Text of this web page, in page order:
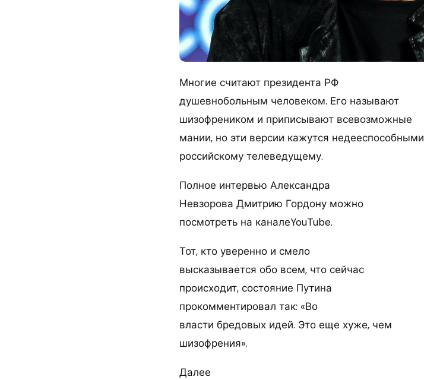
Многие считают президента РФ
душевнобольным человеком. Его называют
шизофреником и приписывают всевозможные
мании, но эти версии кажутся недееспособными
российскому телеведущему.
Полное интервью Александра
Невзорова Дмитрию Гордону можно
посмотреть на каналеYouTube.
Тот, кто уверенно и смело
высказывается обо всем, что сейчас
происходит, состояние Путина
прокомментировал так: «Во
власти бредовых идей. Это еще хуже, чем
шизофрения».
Далее